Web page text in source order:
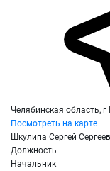
Челябинская область,
Посмотреть на карте
Шкулипа Сергей
Должность
Начальник